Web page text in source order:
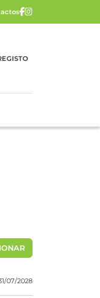
07/2028